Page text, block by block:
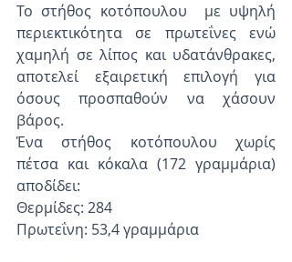
Το στήθος κοτόπουλου  με υψηλή
περιεκτικότητα σε πρωτεΐνες ενώ
χαμηλή σε λίπος και υδατάνθρακες,
αποτελεί εξαιρετική επιλογή για
όσους προσπαθούν να χάσουν
βάρος.
Ένα στήθος κοτόπουλου χωρίς
πέτσα και κόκαλα (172 γραμμάρια)
αποδίδει:
Θερμίδες: 284
Πρωτεΐνη: 53,4 γραμμάρια